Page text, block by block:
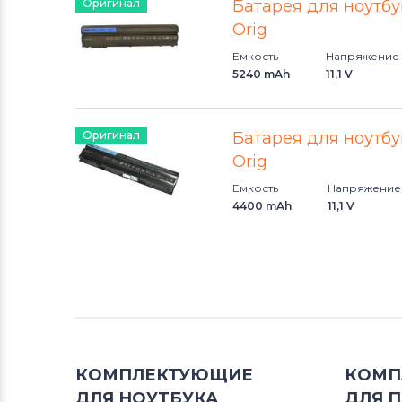
Аккумуляторы для ноутбуков
Клавиатуры
Аккумуляторы для ноутбуков
Аккумуляторы для ноутбуков
Аккумуляторы для радиостанций
Аккумуляторы для ноутбуков
Аккумуляторы для ноутбуков
Оригинал
Батарея для
Orig
Емкость
5240 mAh
Напряжение
11,1 V
Оригинал
Батарея для
Orig
Емкость
4400 mAh
Напряжение
11,1 V
КОМПЛЕКТУЮЩИЕ